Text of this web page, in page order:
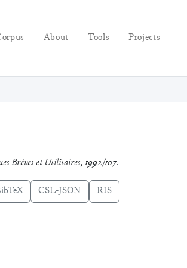
About Tools Projects
Brèves et Utilitaires,1992/107.
CSL-JSON RIS